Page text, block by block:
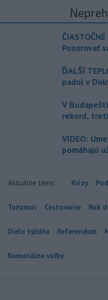
Pozorovať
ĎALŠÍ
padol v
V
rekord,
VIDEO:
pomáhajú
Aktuálne témy: Kvízy
Turizmus Cestovanie Rok
Dielo týždňa Referendum
Komunálne voľby